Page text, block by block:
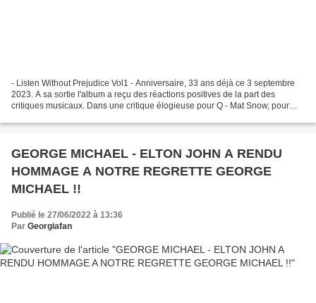
- Listen Without Prejudice Vol1 - Anniversaire, 33 ans déjà ce 3 septembre
2023. A sa sortie l'album a reçu des réactions positives de la part des
critiques musicaux. Dans une critique élogieuse pour Q - Mat Snow, pour
GEORGE MICHAEL - ELTON JOHN A RENDU
HOMMAGE A NOTRE REGRETTE GEORGE
MICHAEL !!
Publié le 27/06/2022 à 13:36
Par Georgiafan